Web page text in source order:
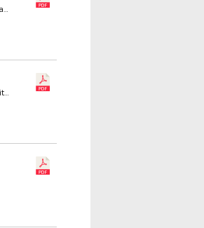
Commission Écoresponsabilité et Programme Éducatif Fédéral
Commission Organisation des Compétitions